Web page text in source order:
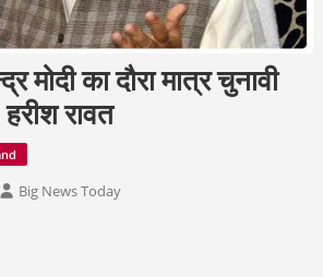
मोदी का दौरा मात्र चुनावी
रावत
Big News Today